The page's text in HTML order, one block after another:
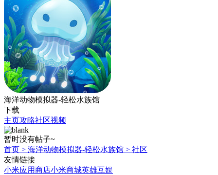
海洋动物模拟器-轻松水族馆
下载
主页攻略社区视频
暂时没有帖子~
首页 > 海洋动物模拟器-轻松水族馆 > 社区
友情链接
小米应用商店小米商城英雄互娱